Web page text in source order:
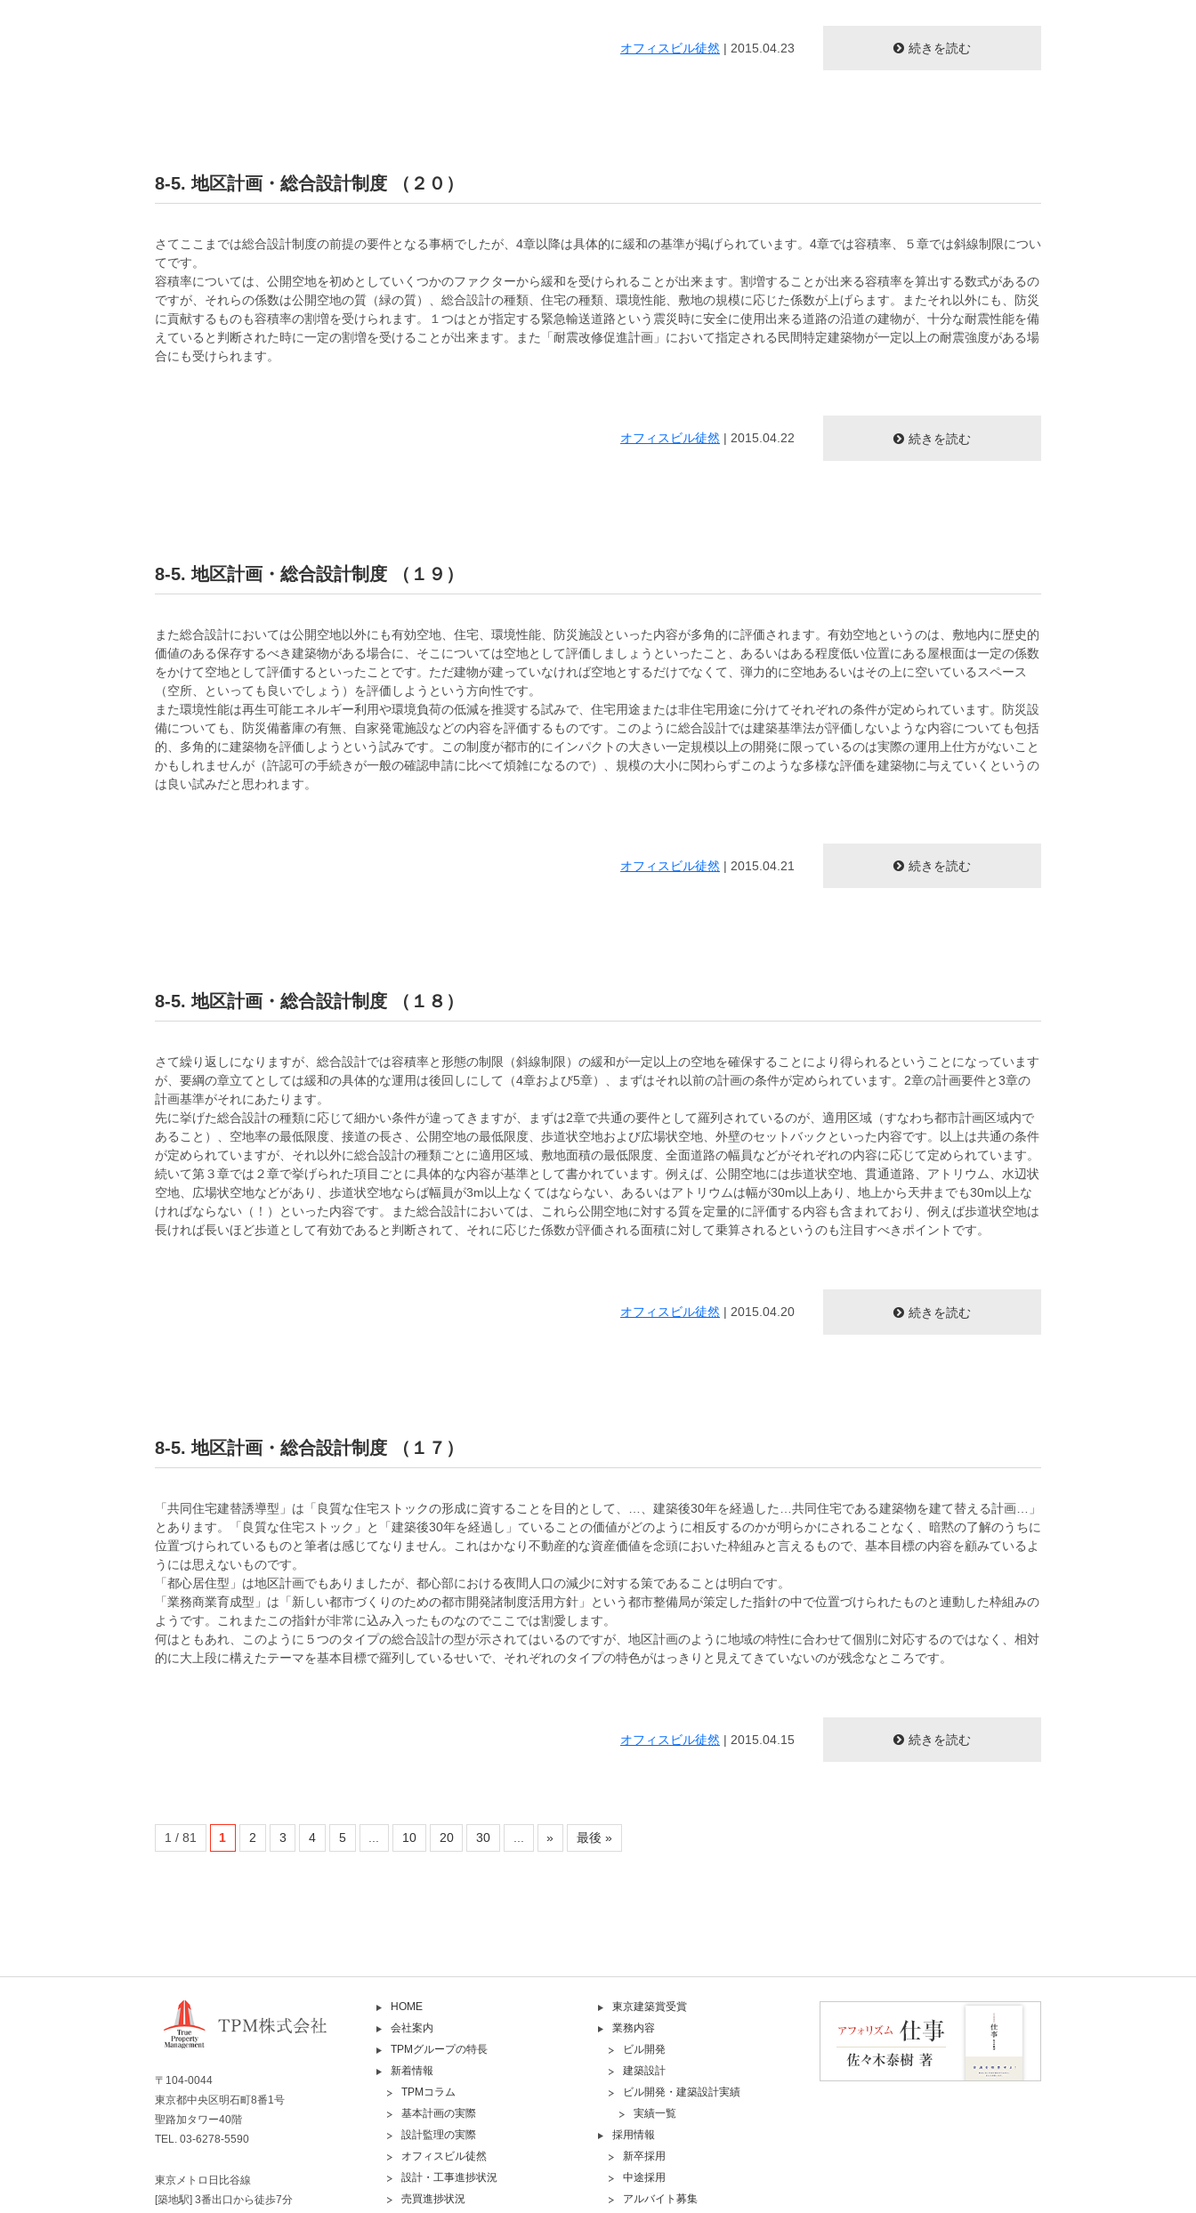
オフィスビル徒然 | 2015.04.23 続きを読む
8-5. 地区計画・総合設計制度 （２０）
さてここまでは総合設計制度の前提の要件となる事柄でしたが、4章以降は具体的に緩和の基準が掲げられています。4章では容積率、５章では斜線制限につい
てです。
容積率については、公開空地を初めとしていくつかのファクターから緩和を受けられることが出来ます。割増することが出来る容積率を算出する数式があるの
ですが、それらの係数は公開空地の質（緑の質）、総合設計の種類、住宅の種類、環境性能、敷地の規模に応じた係数が上げらます。またそれ以外にも、防災
に貢献するものも容積率の割増を受けられます。１つはとが指定する緊急輸送道路という震災時に安全に使用出来る道路の沿道の建物が、十分な耐震性能を備
えていると判断された時に一定の割増を受けることが出来ます。また「耐震改修促進計画」において指定される民間特定建築物が一定以上の耐震強度がある場
合にも受けられます。
オフィスビル徒然 2015.04.22 続きを読む
8-5. 地区計画・総合設計制度 （１９）
また総合設計においては公開空地以外にも有効空地、住宅、環境性能、防災施設といった内容が多角的に評価されます。有効空地というのは、敷地内に歴史的
価値のある保存するべき建築物がある場合に、そこについては空地として評価しましょうといったこと、あるいはある程度低い位置にある屋根面は一定の係数
をかけて空地として評価するといったことです。ただ建物が建っていなければ空地とするだけでなくて、弾力的に空地あるいはその上に空いているスペース
（空所、といっても良いでしょう）を評価しようという方向性です。
また環境性能は再生可能エネルギー利用や環境負荷の低減を推奨する試みで、住宅用途または非住宅用途に分けてそれぞれの条件が定められています。防災設
備についても、防災備蓄庫の有無、自家発電施設などの内容を評価するものです。このように総合設計では建築基準法が評価しないような内容についても包括
的、多角的に建築物を評価しようという試みです。この制度が都市的にインパクトの大きい一定規模以上の開発に限っているのは実際の運用上仕方がないこと
かもしれませんが（許認可の手続きが一般の確認申請に比べて煩雑になるので）、規模の大小に関わらずこのような多様な評価を建築物に与えていくというの
は良い試みだと思われます。
オフィスビル徒然 | 2015.04.21 続きを読む
8-5. 地区計画・総合設計制度 （１８）
さて繰り返しになりますが、総合設計では容積率と形態の制限（斜線制限）の緩和が一定以上の空地を確保することにより得られるということになっています
が、要綱の章立てとしては緩和の具体的な運用は後回しにして（4章および5章）、まずはそれ以前の計画の条件が定められています。2章の計画要件と3章の
計画基準がそれにあたります。
先に挙げた総合設計の種類に応じて細かい条件が違ってきますが、まずは2章で共通の要件として羅列されているのが、適用区域（すなわち都市計画区域内で
あること）、空地率の最低限度、接道の長さ、公開空地の最低限度、歩道状空地および広場状空地、外壁のセットバックといった内容です。以上は共通の条件
が定められていますが、それ以外に総合設計の種類ごとに適用区域、敷地面積の最低限度、全面道路の幅員などがそれぞれの内容に応じて定められています。
続いて第３章では２章で挙げられた項目ごとに具体的な内容が基準として書かれています。例えば、公開空地には歩道状空地、貫通道路、アトリウム、水辺状
空地、広場状空地などがあり、歩道状空地ならば幅員が3m以上なくてはならない、あるいはアトリウムは幅が30m以上あり、地上から天井までも30m以上な
ければならない（！）といった内容です。また総合設計においては、これら公開空地に対する質を定量的に評価する内容も含まれており、例えば歩道状空地は
長ければ長いほど歩道として有効であると判断されて、それに応じた係数が評価される面積に対して乗算されるというのも注目すべきポイントです。
オフィスビル徒然 | 2015.04.20 続きを読む
8-5. 地区計画・総合設計制度 （１７）
「共同住宅建替誘導型」は「良質な住宅ストックの形成に資することを目的として、…、建築後30年を経過した…共同住宅である建築物を建て替える計画…」
とあります。「良質な住宅ストック」と「建築後30年を経過し」ていることの価値がどのように相反するのかが明らかにされることなく、暗黙の了解のうちに
位置づけられているものと筆者は感じてなりません。これはかなり不動産的な資産価値を念頭においた枠組みと言えるもので、基本目標の内容を顧みているよ
うには思えないものです。
「都心居住型」は地区計画でもありましたが、都心部における夜間人口の減少に対する策であることは明白です。
「業務商業育成型」は「新しい都市づくりのための都市開発諸制度活用方針」という都市整備局が策定した指針の中で位置づけられたものと連動した枠組みの
ようです。これまたこの指針が非常に込み入ったものなのでここでは割愛します。
何はともあれ、このように５つのタイプの総合設計の型が示されてはいるのですが、地区計画のように地域の特性に合わせて個別に対応するのではなく、相対
的に大上段に構えたテーマを基本目標で羅列しているせいで、それぞれのタイプの特色がはっきりと見えてきていないのが残念なところです。
オフィスビル徒然 | 2015.04.15 続きを読む
1 / 81 1 2 3 4 5 10 20 30 » 最後 »
〒104-0044
東京都中央区明石町8番1号
聖路加タワー40階
TEL. 03-6278-5590
東京メトロ日比谷線
[築地駅] 3番出口から徒歩7分
HOME
会社案内
TPMグループの特長
新着情報
TPMコラム
基本計画の実際
設計監理の実際
オフィスビル徒然
設計・工事進捗状況
売買進捗状況
東京建築賞受賞
業務内容
ビル開発
建築設計
ビル開発・建築設計実績
実績一覧
採用情報
新卒採用
中途採用
アルバイト募集